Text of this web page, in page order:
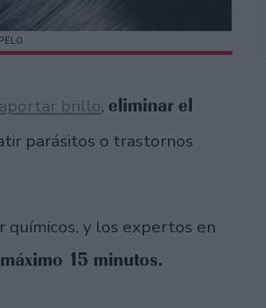
aportar brillo, eliminar el
parásitos o trastornos
químicos, y los expertos en
15 minutos.